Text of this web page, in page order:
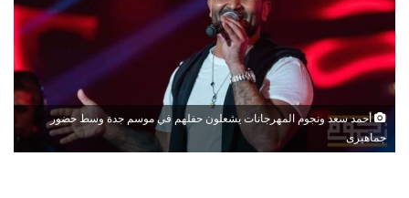
أحمد سعد ونجوم المهرجانات يشعلون حفلهم في موسم جدة وسط حضور
جماهيرى